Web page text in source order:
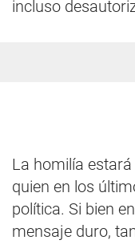
incluso
La homilía
quien en los
política. Si bien
mensaje duro,